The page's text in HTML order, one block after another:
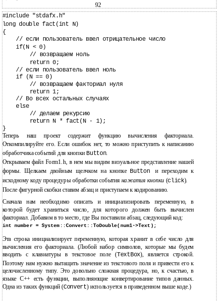
92
#include "stdafx.h"
long double fact(int N)
{
// если пользователь ввел отрицательное число
if(N < 0)
// возвращаем ноль
return 0;
// если пользователь ввел ноль
if (N == 0)
// возвращаем факториал нуля
return 1;
// Во всех остальных случаях
else
// делаем рекурсию
return N * fact(N - 1);
}
Теперь наш проект содержит функцию вычисления факториала.
Откомпилируйте его. Если ошибок нет, то можно приступить к написанию
обработчика событий для кнопки Button.
Открываем файл Form1.h, в нем мы видим визуальное представление нашей
формы. Щелкаем двойным щелчком на кнопке Buttonи переходим к
исходному коду процедуры обработки события нажатия кнопки (click).
После фигурной скобки ставим абзац и приступаем к кодированию.
Сначала нам необходимо описать и инициализировать переменную, в
которой будет храниться число, для которого должен быть вычислен
факториал. Добавим в то место, где Вы поставили абзац, следующий код:
int number = System::Convert::ToDouble(num1->Text);
Эта строка инициализирует переменную, которая хранит в себе число для
вычисления его факториала. (Любой набор символов, которые мы будем
вводить с клавиатуры в текстовое поле ( TextBox), является строкой.
Поэтому нам нужно вытащить значение из текстового поля и привести его к
целочисленному типу. Это довольно сложная процедура, но, к счастью, в
языке C++ есть функции, выполняющие конвертирование типов данных.
Одна из таких функций (Convert) используется в приведенном выше коде.)